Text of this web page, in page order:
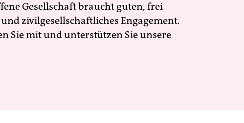
Gesellschaft braucht guten, frei
zivilgesellschaftliches Engagement.
Sie mit und unterstützen Sie unsere